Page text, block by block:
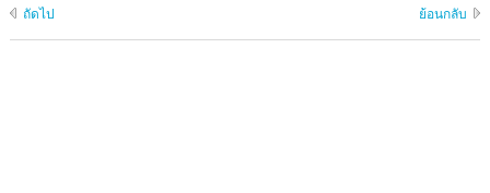
ถัดไป ย้อนกลับ